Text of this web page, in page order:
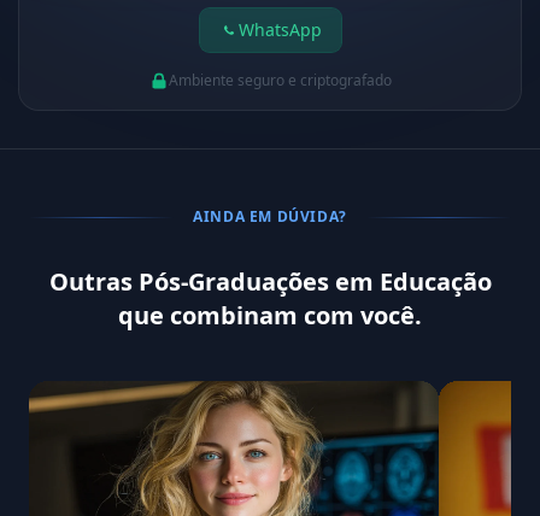
WhatsApp
Ambiente seguro e criptografado
AINDA EM DÚVIDA?
Outras Pós-Graduações em Educação
que combinam com você.